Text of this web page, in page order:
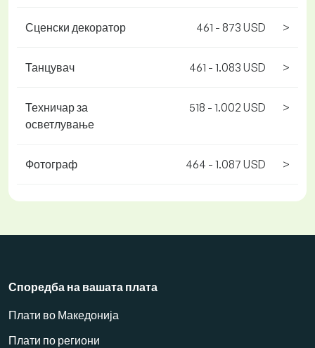
Сценски декоратор 461 - 873 USD >
Танцувач 461 - 1.083 USD >
Техничар за
осветлување
518 - 1.002 USD >
Фотограф 464 - 1.087 USD >
Споредба на вашата плата
Плати во Македонија
Плати по региони